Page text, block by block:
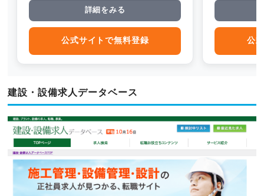
詳細をみる
公式サイトで無料登録 公
建設・設備求人データベース